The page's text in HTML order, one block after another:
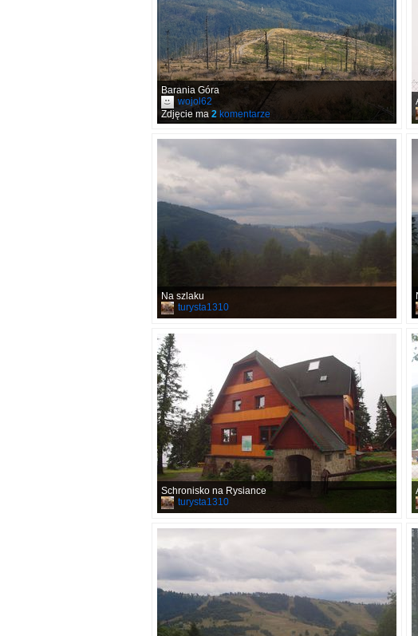
Barania Góra
wojol62
Zdjęcie ma 2komentarze
Na szlaku
turysta1310
Schronisko na Rysiance
turysta1310